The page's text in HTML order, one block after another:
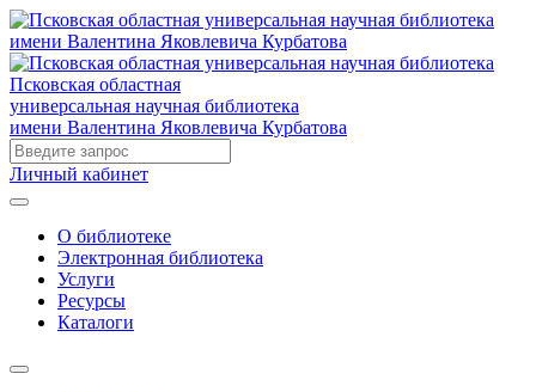
Псковская областная
универсальная научная библиотека
имени Валентина Яковлевича Курбатова
Личный кабинет
О библиотеке
Электронная библиотека
Услуги
Ресурсы
Каталоги